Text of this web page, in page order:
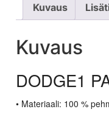
Kuvaus
Kuvaus
DODGE1
• Materiaali: 100 %